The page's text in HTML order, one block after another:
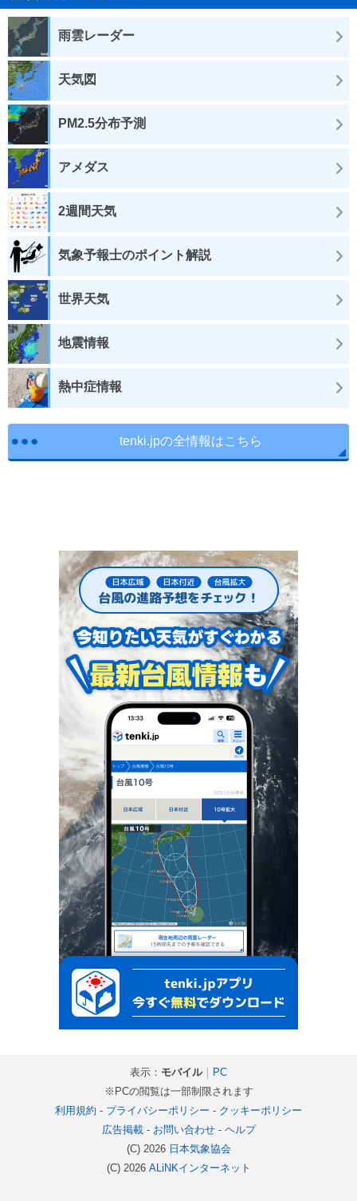
雨雲レーダー
天気図
PM2.5分布予測
アメダス
2週間天気
気象予報士のポイント解説
世界天気
地震情報
熱中症情報
tenki.jpの全情報はこちら
表示： モバイル｜
PC
※PCの閲覧は一部制限されます
利用規約 - プライバシーポリシー - クッキーポリシー
広告掲載- お問い合わせ- ヘルプ
(C) 2026 日本気象協会
(C) 2026 ALiNKインターネット